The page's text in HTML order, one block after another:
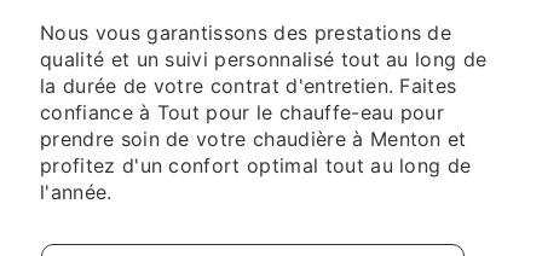
Nous vous garantissons des prestations de
qualité et un suivi personnalisé tout au long de
la durée de votre contrat d'entretien. Faites
confiance à Tout pour le chauffe-eau pour
prendre soin de votre chaudière à Menton et
profitez d'un confort optimal tout au long de
l'année.